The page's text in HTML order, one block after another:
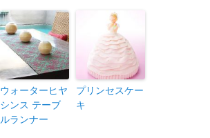
ウォーターヒヤ
シンス テーブ
ルランナー
プリンセスケー
キ